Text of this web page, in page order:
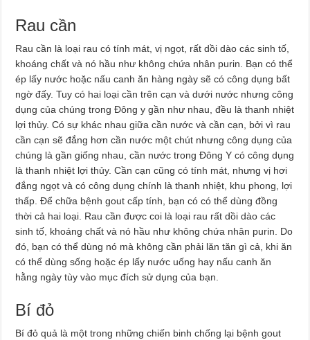
Rau cần
Rau cần là loại rau có tính mát, vị ngọt, rất dồi dào các sinh tố,
khoáng chất và nó hầu như không chứa nhân purin. Bạn có thể
ép lấy nước hoặc nấu canh ăn hàng ngày sẽ có công dụng bất
ngờ đấy. Tuy có hai loại cần trên cạn và dưới nước nhưng công
dụng của chúng trong Đông y gần như nhau, đều là thanh nhiệt
lợi thủy. Có sự khác nhau giữa cần nước và cần cạn, bởi vì rau
cần cạn sẽ đắng hơn cần nước một chút nhưng công dụng của
chúng là gần giống nhau, cần nước trong Đông Y có công dụng
là thanh nhiệt lợi thủy. Cần cạn cũng có tính mát, nhưng vị hơi
đắng ngọt và có công dụng chính là thanh nhiệt, khu phong, lợi
thấp. Để chữa bệnh gout cấp tính, bạn có có thể dùng đồng
thời cả hai loại. Rau cần được coi là loại rau rất dồi dào các
sinh tố, khoáng chất và nó hầu như không chứa nhân purin. Do
đó, bạn có thể dùng nó mà không cần phải lăn tăn gì cả, khi ăn
có thể dùng sống hoặc ép lấy nước uống hay nấu canh ăn
hằng ngày tùy vào mục đích sử dụng của bạn.
Bí đỏ
Bí đỏ quả là một trong những chiến binh chống lại bệnh gout